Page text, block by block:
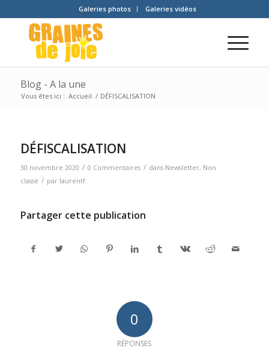
Galeries photos Galeries vidéos
Blog - A la une
Vous êtes ici : Accueil / DÉFISCALISATION
DÉFISCALISATION
30 novembre 2020 / 0 Commentaires / dans Newsletter, Non
classé / par laurentf
Partager cette publication
0
RÉPONSES